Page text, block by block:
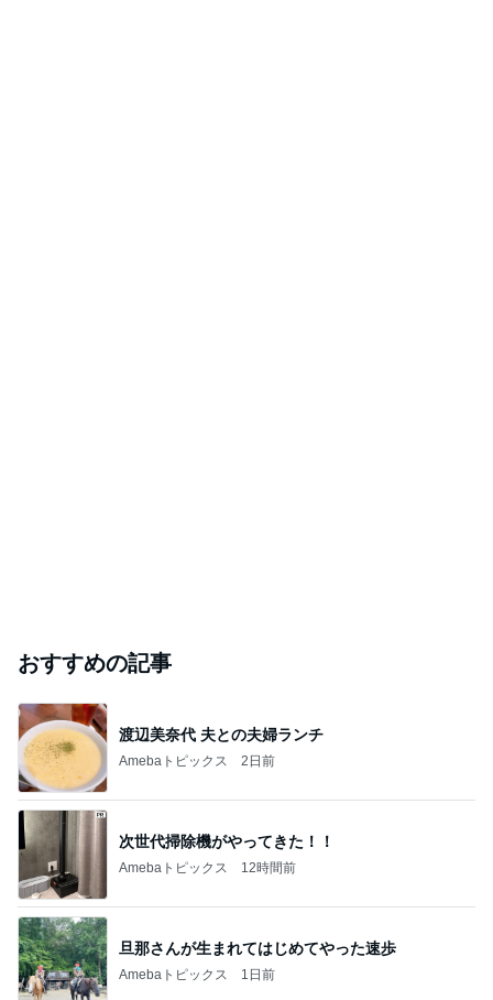
おすすめの記事
渡辺美奈代 夫との夫婦ランチ
Amebaトピックス 2日前
次世代掃除機がやってきた！！
Amebaトピックス 12時間前
旦那さんが生まれてはじめてやった速歩
Amebaトピックス 1日前